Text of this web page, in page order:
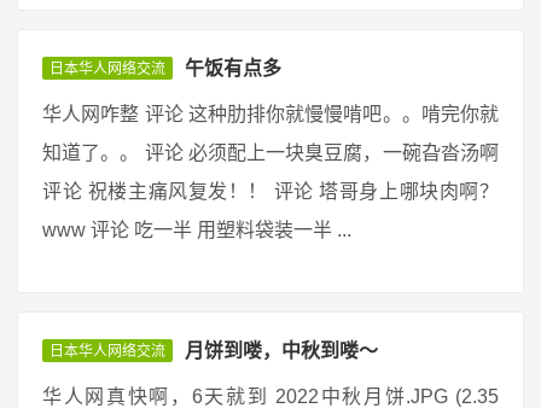
日本华人网络交流 午饭有点多
华人网咋整 评论 这种肋排你就慢慢啃吧。。啃完你就
知道了。。 评论 必须配上一块臭豆腐，一碗旮沓汤啊
评论 祝楼主痛风复发！！ 评论 塔哥身上哪块肉啊？
www 评论 吃一半 用塑料袋装一半 ...
日本华人网络交流 月饼到喽，中秋到喽～
华人网真快啊，6天就到 2022中秋月饼.JPG (2.35